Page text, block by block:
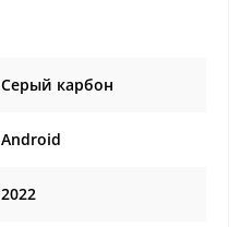
Cерый карбон
Android
2022